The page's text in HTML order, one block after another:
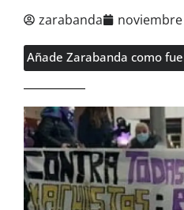
zarabanda noviembre
Añade Zarabanda como